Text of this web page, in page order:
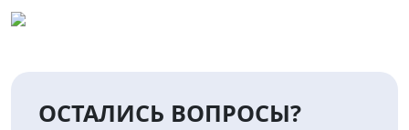
ОСТАЛИСЬ ВОПРОСЫ?